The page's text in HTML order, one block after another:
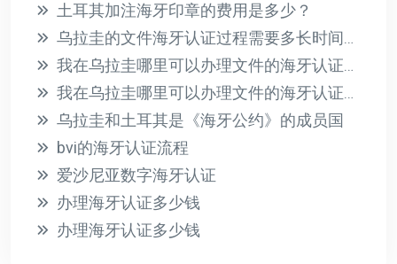
土耳其加注海牙印章的费用是多少？
乌拉圭的文件海牙认证过程需要多长时间？此过程的相关费用是多少？
我在乌拉圭哪里可以办理文件的海牙认证？有哪些必要的要求？
我在乌拉圭哪里可以办理文件的海牙认证？有哪些必要的要求？
乌拉圭和土耳其是《海牙公约》的成员国
bvi的海牙认证流程
爱沙尼亚数字海牙认证
办理海牙认证多少钱
办理海牙认证多少钱